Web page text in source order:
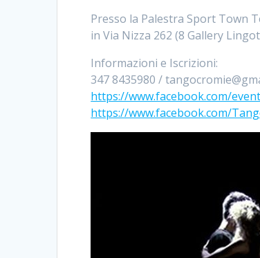
Presso la Palestra Sport Town
in Via Nizza 262 (8 Gallery
Informazioni e Iscrizioni:
347 8435980 /
https://www.facebook.com/
https://www.facebook.com/